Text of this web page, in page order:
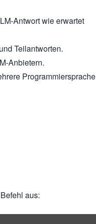
Antwort wie erwartet
Teilantworten.
Anbietern.
aus: